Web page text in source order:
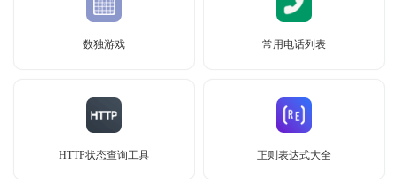
数独游戏 常用电话列表
HTTP状态查询工具 正则表达式大全